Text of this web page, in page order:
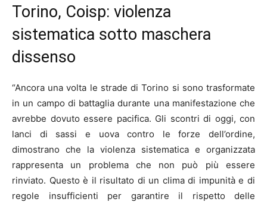
Torino, Coisp: violenza
sistematica sotto maschera
dissenso
“Ancora una volta le strade di Torino si sono trasformate
in un campo di battaglia durante una manifestazione che
avrebbe dovuto essere pacifica. Gli scontri di oggi, con
lanci di sassi e uova contro le forze dell’ordine,
dimostrano che la violenza sistematica e organizzata
rappresenta un problema che non può più essere
rinviato. Questo è il risultato di un clima di impunità e di
regole insufficienti per garantire il rispetto delle